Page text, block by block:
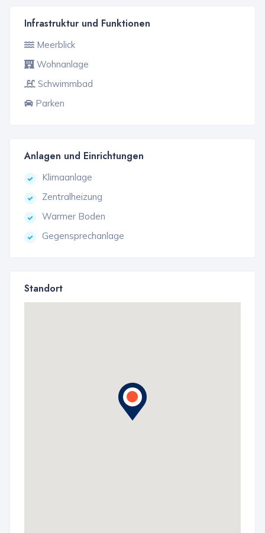
Infrastruktur und Funktionen
Meerblick
Wohnanlage
Schwimmbad
Parken
Anlagen und Einrichtungen
Klimaanlage
Zentralheizung
Warmer Boden
Gegensprechanlage
Standort